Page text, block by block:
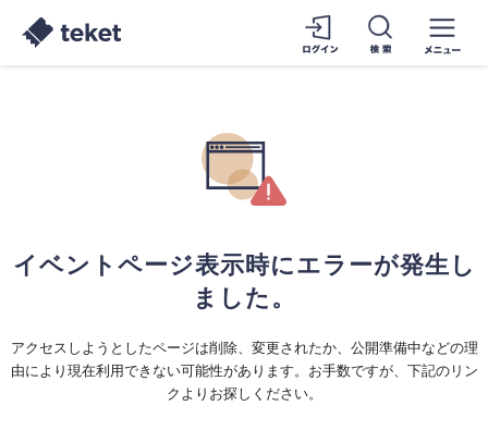
イベントページ表示時にエラーが発生し
ました。
アクセスしようとしたページは削除、変更されたか、公開準備中などの理
由により現在利用できない可能性があります。お手数ですが、下記のリン
クよりお探しください。